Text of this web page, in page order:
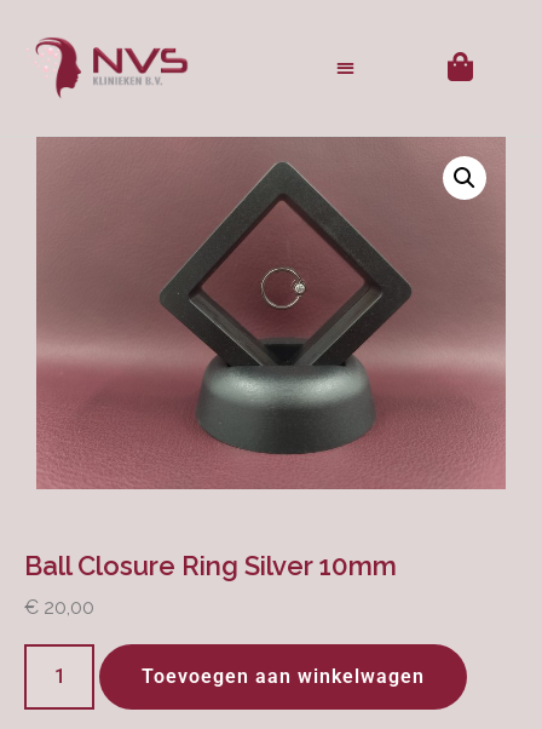
Ball Closure Ring Silver 10mm
€ 20,00
Toevoegen aan winkelwagen